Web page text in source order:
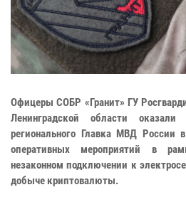
Офицеры СОБР «Гранит» ГУ
Ленинградской области оказали
регионального Главка МВД России
оперативных мероприятий в
незаконном подключении к
добыче криптовалюты.